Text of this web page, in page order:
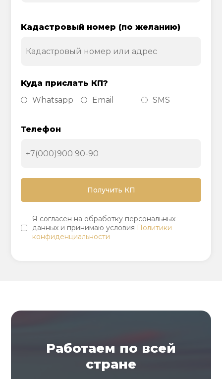
Кадастровый номер (по желанию)
Куда прислать КП?
Whatsapp
Email SMS
Телефон
Я согласен на обработку персональных
данных и принимаю условия Политики
конфиденциальности
Работаем по всей
стране